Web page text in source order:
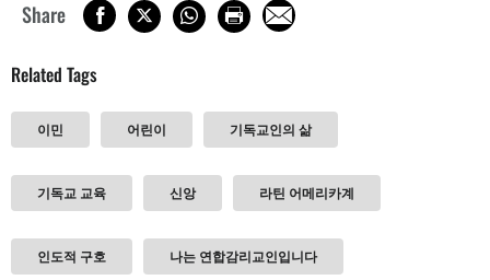
Share
Related Tags
이민 어린이 기독교인의 삶
기독교 교육 신앙 라틴 어메리카계
인도적 구호 나는 연합감리교인입니다